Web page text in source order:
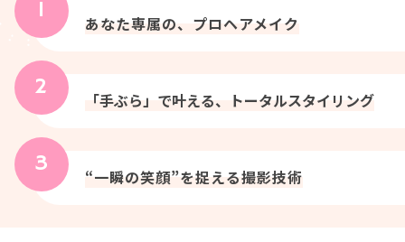
あなた専属の、プロヘアメイク
「手ぶら」で叶える、トータルスタイリング
“一瞬の笑顔”を捉える撮影技術